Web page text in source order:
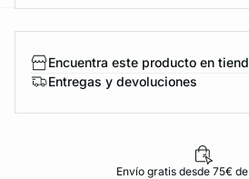
Encuentra este producto en
Entregas y devoluciones
Envío gratis desde 75€